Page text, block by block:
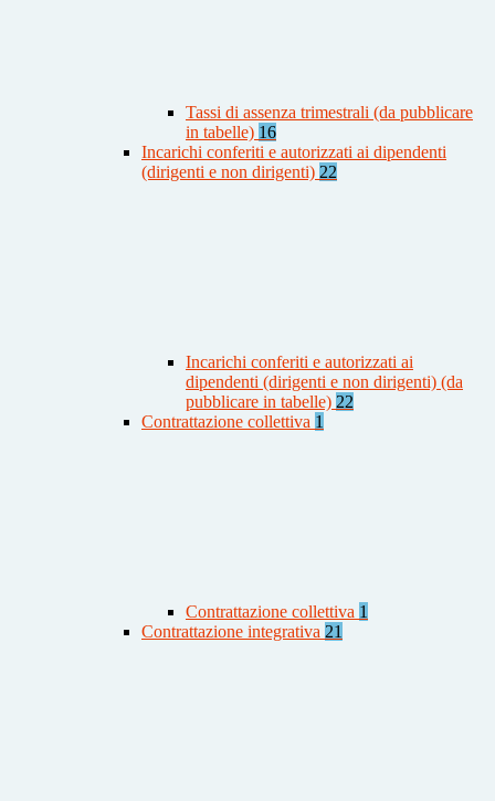
Tassi di assenza trimestrali (da pubblicare
in tabelle) 16
Incarichi conferiti e autorizzati ai dipendenti
(dirigenti e non dirigenti) 22
Incarichi conferiti e autorizzati ai
dipendenti (dirigenti e non dirigenti) (da
pubblicare in tabelle) 22
Contrattazione collettiva 1
Contrattazione collettiva 1
Contrattazione integrativa 21